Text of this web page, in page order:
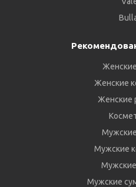
Женские
Женские
Мужские
Мужские